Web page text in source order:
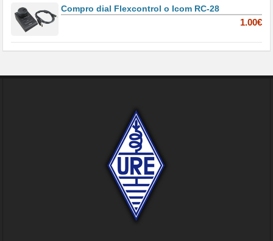
Compro dial Flexcontrol o Icom RC-28
1.00€